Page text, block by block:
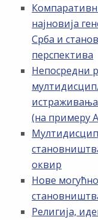
најновија
Срба и
перспектива
Непосредни
(на примеру
оквир
Нове
Религија,